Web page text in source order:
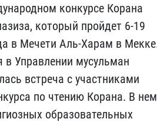
конкурсе Корана
который пройдет 6-19
в Мечети Аль-Харам в
в Управлении мусульман
встреча с участниками
по чтению Корана. В нем
образовательных